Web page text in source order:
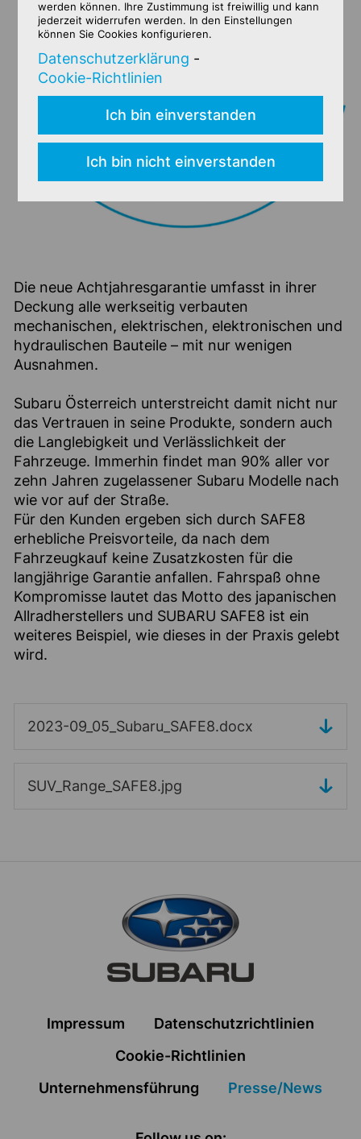
Die neue Achtjahresgarantie umfasst in ihrer
Deckung alle werkseitig verbauten
mechanischen, elektrischen, elektronischen und
hydraulischen Bauteile – mit nur wenigen
Ausnahmen.
Subaru Österreich unterstreicht damit nicht nur
das Vertrauen in seine Produkte, sondern auch
die Langlebigkeit und Verlässlichkeit der
Fahrzeuge. Immerhin findet man 90% aller vor
zehn Jahren zugelassener Subaru Modelle nach
wie vor auf der Straße.
Für den Kunden ergeben sich durch SAFE8
erhebliche Preisvorteile, da nach dem
Fahrzeugkauf keine Zusatzkosten für die
langjährige Garantie anfallen. Fahrspaß ohne
Kompromisse lautet das Motto des japanischen
Allradherstellers und SUBARU SAFE8 ist ein
weiteres Beispiel, wie dieses in der Praxis gelebt
wird.
2023-09_05_Subaru_SAFE8.docx
SUV_Range_SAFE8.jpg
Impressum
Datenschutzrichtlinien
Cookie-Richtlinien
Unternehmensführung
Presse/News
werden können. Ihre Zustimmung ist freiwillig und kann
jederzeit widerrufen werden. In den Einstellungen
können Sie Cookies konfigurieren.
Datenschutzerklärung -
Cookie-Richtlinien
Ich bin einverstanden
Ich bin nicht einverstanden